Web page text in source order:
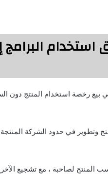
البرامج
رخصة استخدام المنتج دون
وتطوير في حدود الشركة المنتجة
لصاحبة ، مع تشجيع